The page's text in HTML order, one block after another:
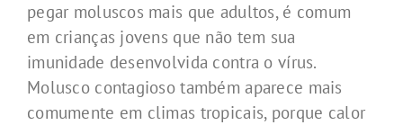
pegar moluscos mais que adultos, é comum
em crianças jovens que não tem sua
imunidade desenvolvida contra o vírus.
Molusco contagioso também aparece mais
comumente em climas tropicais, porque calor